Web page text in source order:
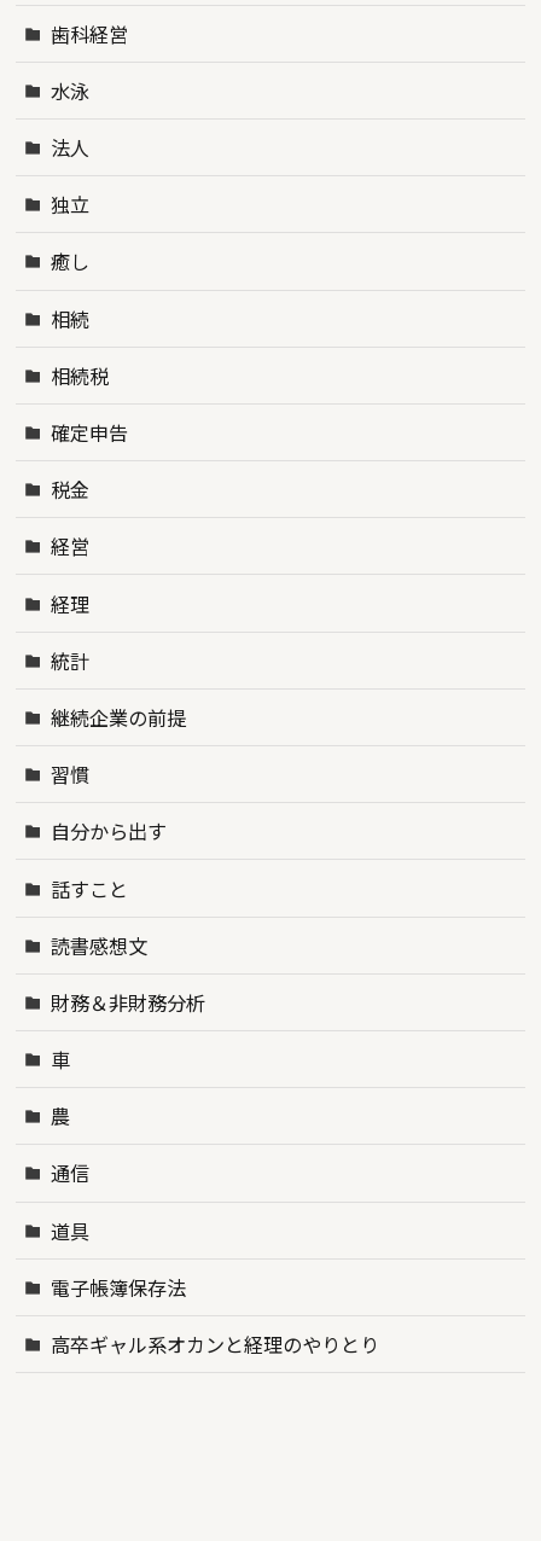
歯科経営
水泳
法人
独立
癒し
相続
相続税
確定申告
税金
経営
経理
統計
継続企業の前提
習慣
自分から出す
話すこと
読書感想文
財務＆非財務分析
車
農
通信
道具
電子帳簿保存法
高卒ギャル系オカンと経理のやりとり